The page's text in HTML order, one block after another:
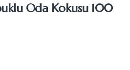
Oda Kokusu 100